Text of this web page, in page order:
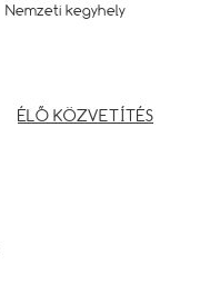
Nemzeti kegyhely
ÉLŐ KÖZVETÍTÉS